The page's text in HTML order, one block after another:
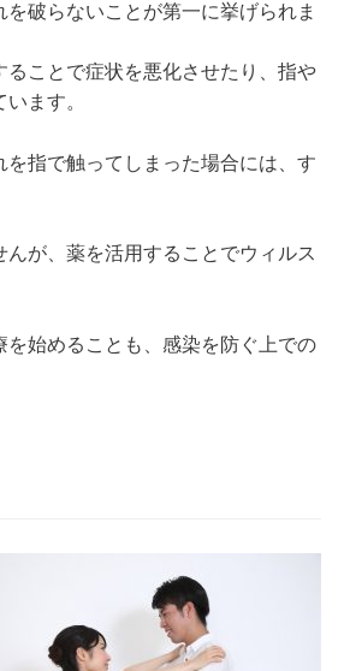
破らないことが第一に挙げられま
ことで症状を悪化させたり、指や
ます。
指で触ってしまった場合には、す
が、薬を活用することでウィルス
始めることも、感染を防ぐ上での